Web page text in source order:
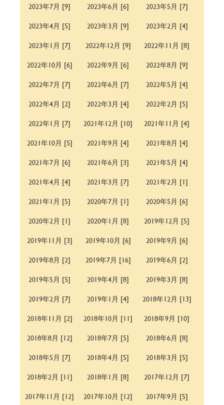
2023年7月 [9]
2023年6月 [6]
2023年5月 [7]
2023年4月 [5]
2023年3月 [9]
2023年2月 [4]
2023年1月 [7]
2022年12月 [9]
2022年11月 [8]
2022年10月 [6]
2022年9月 [6]
2022年8月 [9]
2022年7月 [7]
2022年6月 [7]
2022年5月 [4]
2022年4月 [2]
2022年3月 [4]
2022年2月 [5]
2022年1月 [7]
2021年12月 [10]
2021年11月 [4]
2021年10月 [5]
2021年9月 [4]
2021年8月 [4]
2021年7月 [6]
2021年6月 [3]
2021年5月 [4]
2021年4月 [4]
2021年3月 [7]
2021年2月 [1]
2021年1月 [5]
2020年7月 [1]
2020年5月 [6]
2020年2月 [1]
2020年1月 [8]
2019年12月 [5]
2019年11月 [3]
2019年10月 [6]
2019年9月 [6]
2019年8月 [2]
2019年7月 [16]
2019年6月 [2]
2019年5月 [5]
2019年4月 [8]
2019年3月 [8]
2019年2月 [7]
2019年1月 [4]
2018年12月 [13]
2018年11月 [2]
2018年10月 [11]
2018年9月 [10]
2018年8月 [12]
2018年7月 [5]
2018年6月 [8]
2018年5月 [7]
2018年4月 [5]
2018年3月 [5]
2018年2月 [11]
2018年1月 [8]
2017年12月 [7]
2017年11月 [12]
2017年10月 [12]
2017年9月 [5]